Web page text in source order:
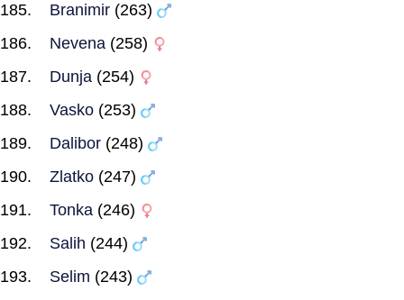
Branimir (263)
Nevena (258)
Dunja (254)
Vasko (253)
Dalibor (248)
Zlatko (247)
Tonka (246)
Salih (244)
Selim (243)